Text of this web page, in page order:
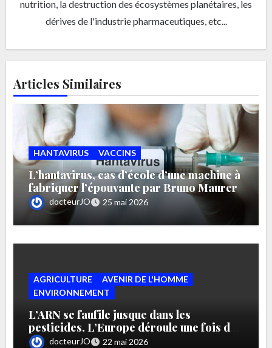
nutrition, la destruction des écosystèmes planétaires, les
dérives de l'industrie pharmaceutiques, etc...
Articles Similaires
HANTAVIRUS VACCINS
L’hantavirus, cas d’école d’une machine à
fabriquer l’épouvante par Bruno Maurer
docteurJO 25 mai 2026
AGRICULTURE
AVENIR DE L'HOMME
ENVIRONNEMENT
L’ARN se faufile jusque dans les
pesticides. L’Europe déroule une fois de
plus le tapis rouge aux lobbies de l’agro
docteurJO 22 mai 2026